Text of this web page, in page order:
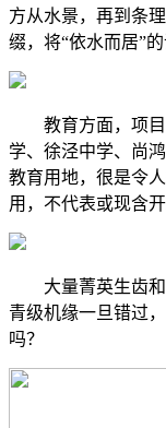
方从水景，再到条
缀，将“依水而居”
教育方面，项目
学、徐泾中学、尚
教育用地，很是令
用，不代表或现含
大量菁英生齿和
青级机缘一旦错过
吗？